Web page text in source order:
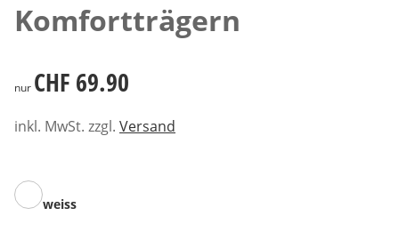
Komfortträgern
CHF 69.90
nur CHF 69.90
inkl. MwSt. zzgl. Versand
weiss